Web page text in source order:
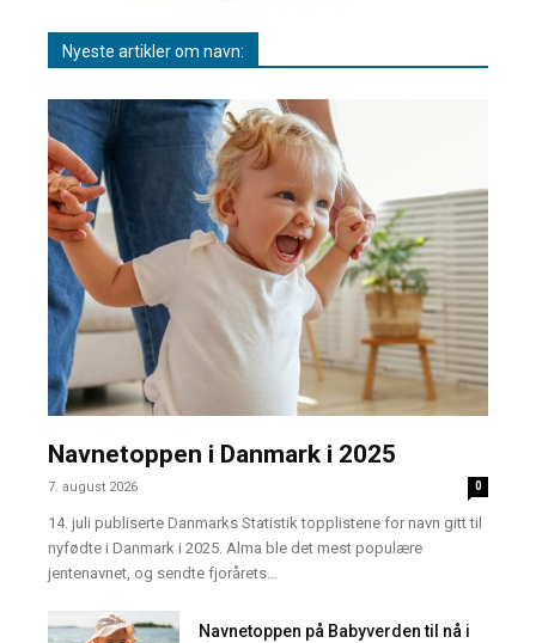
Nyeste artikler om navn:
Navnetoppen i Danmark i 2025
7. august 2026 0
14. juli publiserte Danmarks Statistik topplistene for navn gitt til
nyfødte i Danmark i 2025. Alma ble det mest populære
jentenavnet, og sendte fjorårets...
Navnetoppen på Babyverden til nå i